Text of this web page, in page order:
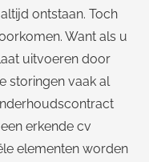
ontstaan. Toch
Want als u
uitvoeren door
storingen vaak al
erkende cv
elementen worden